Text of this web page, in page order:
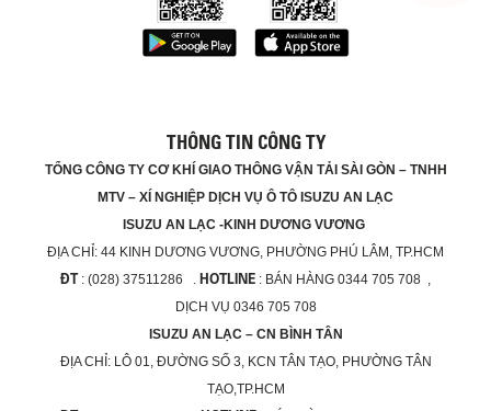
THÔNG TIN CÔNG TY
TỔNG CÔNG TY CƠ KHÍ GIAO THÔNG VẬN TẢI SÀI GÒN – TNHH
MTV – XÍ NGHIỆP DỊCH VỤ Ô TÔ ISUZU AN LẠC
ISUZU AN LẠC -KINH DƯƠNG VƯƠNG
ĐỊA CHỈ: 44 KINH DƯƠNG VƯƠNG, PHƯỜNG PHÚ LÂM, TP.HCM
ĐT: (028) 37511286 . HOTLINE : BÁN HÀNG 0344 705 708 ,
DỊCH VỤ 0346 705 708
ISUZU AN LẠC – CN BÌNH TÂN
ĐỊA CHỈ: LÔ 01, ĐƯỜNG SỐ 3, KCN TÂN TẠO, PHƯỜNG TÂN
TẠO,TP.HCM